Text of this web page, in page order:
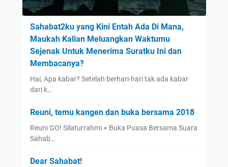
Sahabat2ku yang Kini Entah Ada Di Mana,
Maukah Kalian Meluangkan Waktumu
Sejenak Untuk Menerima Suratku Ini dan
Membacanya?
Hai, Apa kabar? Setelah berhari-hari tak ada kabar
dari k…
Reuni, temu kangen dan buka bersama 2018
Reuni GO! Silaturrahmi + Buka Puasa Bersama Suara
Sahab…
Dear Sahabat!